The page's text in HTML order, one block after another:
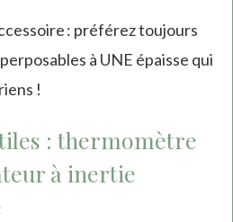
: préférez toujours
à UNE épaisse qui
!
: thermomètre
à inertie